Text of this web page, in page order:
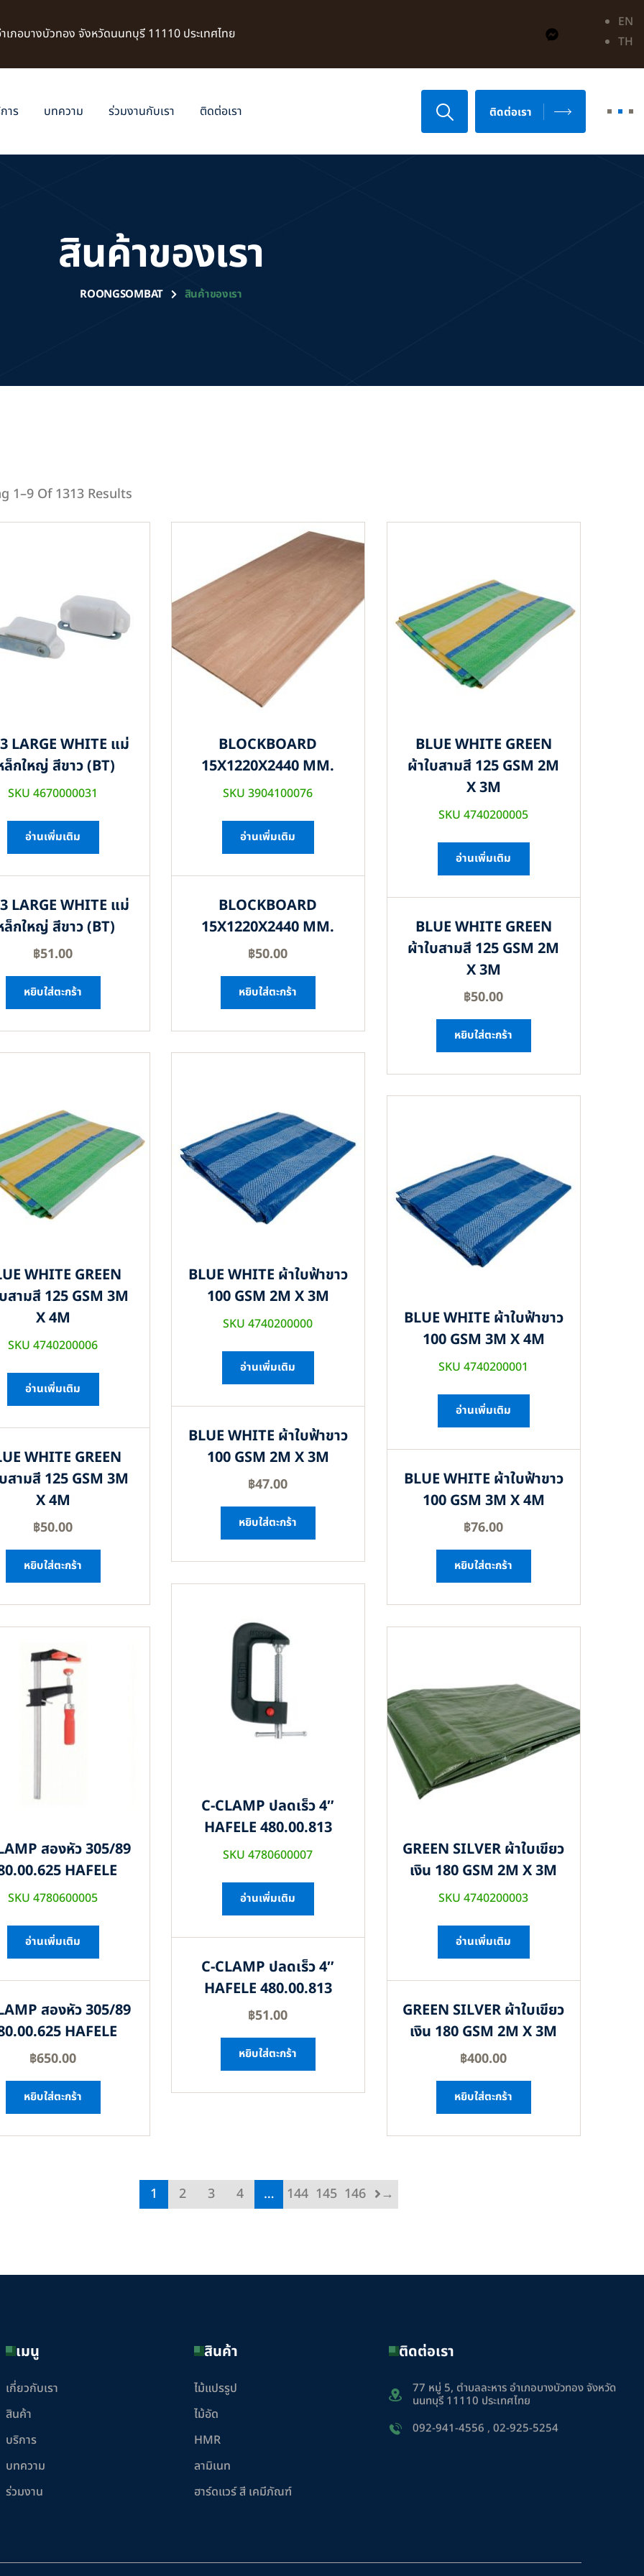
เภอบางบัวทอง จังหวัดนนทบุรี 11110 ประเทศไทย
EN
TH
าร บทความ ร่วมงานกับเรา ติดต่อเรา ติดต่อเรา
สินค้าของเรา
ROONGSOMBAT สินค้าของเรา
1–9 Of 1313 Results
LARGE WHITE แม่
ล็กใหญ่ สีขาว (BT)
SKU 4670000031
อ่านเพิ่มเติม
LARGE WHITE แม่
ล็กใหญ่ สีขาว (BT)
฿51.00
หยิบใส่ตะกร้า
BLOCKBOARD
15X1220X2440 MM.
SKU 3904100076
อ่านเพิ่มเติม
BLOCKBOARD
15X1220X2440 MM.
฿50.00
หยิบใส่ตะกร้า
BLUE WHITE GREEN
ผ้าใบสามสี 125 GSM 2M
X 3M
SKU 4740200005
อ่านเพิ่มเติม
BLUE WHITE GREEN
ผ้าใบสามสี 125 GSM 2M
X 3M
฿50.00
หยิบใส่ตะกร้า
WHITE GREEN
สามสี 125 GSM 3M
X 4M
SKU 4740200006
อ่านเพิ่มเติม
WHITE GREEN
สามสี 125 GSM 3M
X 4M
฿50.00
หยิบใส่ตะกร้า
BLUE WHITE ผ้าใบฟ้าขาว
100 GSM 2M X 3M
SKU 4740200000
อ่านเพิ่มเติม
BLUE WHITE ผ้าใบฟ้าขาว
100 GSM 2M X 3M
฿47.00
หยิบใส่ตะกร้า
BLUE WHITE ผ้าใบฟ้าขาว
100 GSM 3M X 4M
SKU 4740200001
อ่านเพิ่มเติม
BLUE WHITE ผ้าใบฟ้าขาว
100 GSM 3M X 4M
฿76.00
หยิบใส่ตะกร้า
C-CLAMP ปลดเร็ว 4″
HAFELE 480.00.813
SKU 4780600007
อ่านเพิ่มเติม
C-CLAMP ปลดเร็ว 4″
HAFELE 480.00.813
฿51.00
หยิบใส่ตะกร้า
สองหัว 305/89
HAFELE
SKU 4780600005
อ่านเพิ่มเติม
สองหัว 305/89
HAFELE
฿650.00
หยิบใส่ตะกร้า
GREEN SILVER ผ้าใบเขียว
เงิน 180 GSM 2M X 3M
SKU 4740200003
อ่านเพิ่มเติม
GREEN SILVER ผ้าใบเขียว
เงิน 180 GSM 2M X 3M
฿400.00
หยิบใส่ตะกร้า
1 2 3 4 … 144 145 146 →
เมนู
เกี่ยวกับเรา
สินค้า
บริการ
บทความ
ร่วมงาน
สินค้า
ไม้แปรรูป
ไม้อัด
HMR
ลามิเนท
ฮาร์ดแวร์ สี เคมีภัณฑ์
ติดต่อเรา
77 หมู่ 5, ตำบลละหาร อำเภอบางบัวทอง จังหวัด
นนทบุรี 11110 ประเทศไทย
092-941-4556 ,02-925-5254